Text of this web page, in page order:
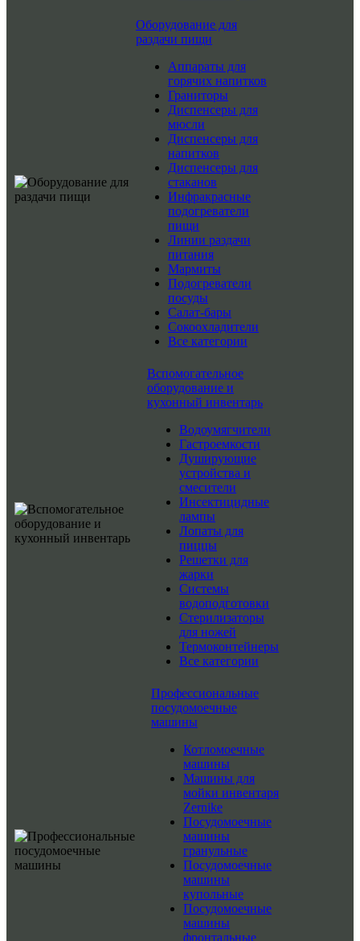
Оборудование для
раздачи пищи
Аппараты для
горячих напитков
Граниторы
Диспенсеры для
мюсли
Диспенсеры для
напитков
Диспенсеры для
стаканов
Инфракрасные
подогреватели
пищи
Линии раздачи
питания
Мармиты
Подогреватели
посуды
Салат-бары
Сокоохладители
Все категории
Вспомогательное
оборудование и
кухонный инвентарь
Водоумягчители
Гастроемкости
Душирующие
устройства и
смесители
Инсектицидные
лампы
Лопаты для
пиццы
Решетки для
жарки
Системы
водоподготовки
Стерилизаторы
для ножей
Термоконтейнеры
Все категории
Профессиональные
посудомоечные
машины
Котломоечные
машины
Машины для
мойки инвентаря
Zernike
Посудомоечные
машины
гранульные
Посудомоечные
машины
купольные
Посудомоечные
машины
фронтальные